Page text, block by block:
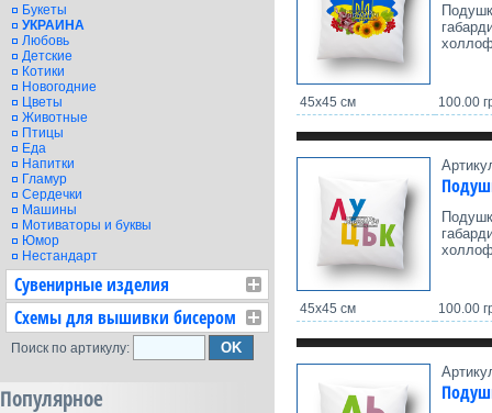
Букеты
УКРАИНА
Любовь
Детские
Котики
Новогодние
Цветы
Животные
Птицы
Еда
Напитки
Гламур
Сердечки
Машины
Мотиваторы и буквы
Юмор
Нестандарт
Сувенирные изделия
Схемы для вышивки бисером
Поиск по артикулу:
Популярное
45х45 см 100.00
45х45 см 100.00